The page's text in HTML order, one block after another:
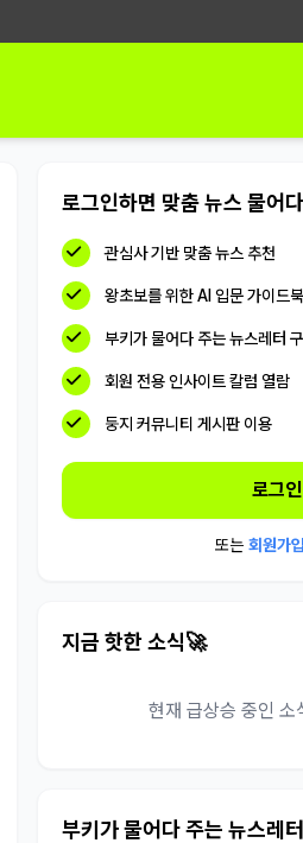
로그인하면 맞춤 뉴스 물어
관심사 기반 맞춤 뉴스 추천
왕초보를 위한 AI 입문 가이드
부키가 물어다 주는 뉴스레터
회원 전용 인사이트 칼럼 열람
둥지 커뮤니티 게시판 이용
로그인
또는회원가입
지금 핫한 소식🚀
현재 급상승 중인 소
부키가 물어다 주는 뉴스레